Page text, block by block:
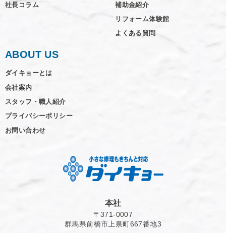
社長コラム
補助金紹介
リフォーム体験館
よくある質問
ABOUT US
ダイキョーとは
会社案内
スタッフ・職人紹介
プライバシーポリシー
お問い合わせ
本社
〒371-0007
群馬県前橋市上泉町667番地3